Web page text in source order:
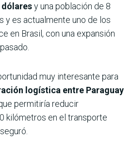
dólaresy una población de 8
y es actualmente uno de los
en Brasil, con una expansión
muy interesante para
logística entre Paraguay
permitiría reducir
kilómetros en el transporte